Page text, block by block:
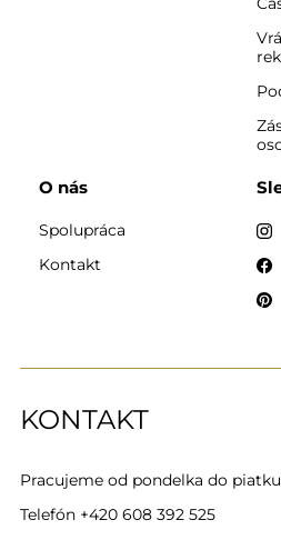
KONTAKT
Pracujeme od pondelka do piatku
Telefón +420 608 392 525
O nás
Spolupráca
Kontakt